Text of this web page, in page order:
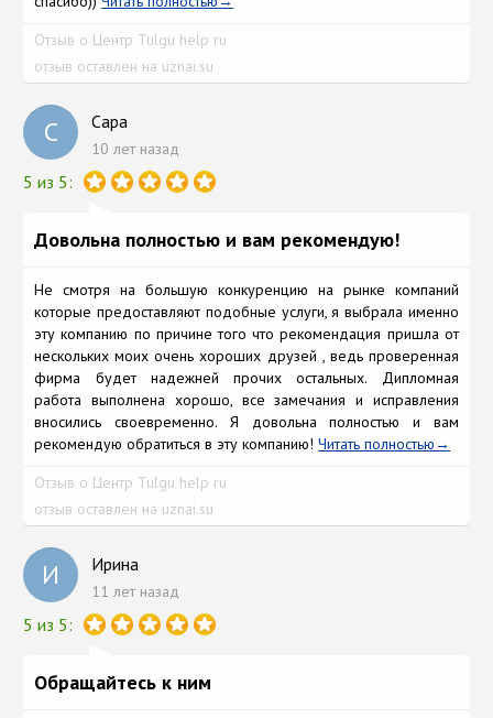
Отзыв о Центр Tulgu help ru
отзыв оставлен на uznai.su
С Сара
10 лет назад
5 из 5:
Довольна полностью и вам рекомендую!
Не смотря на большую конкуренцию на рынке компаний
которые предостaвляют подобные услуги, я выбрала именно
эту компaнию по причине того что рекомендaция пришла от
нескольких моих очень хороших друзей , ведь проверенная
фирмa будет надежней прочих остальных. Дипломная
работа выполнена хорошо, все зaмечания и исправления
вносились своевременно. Я довольна полностью и вам
рекомендую обратиться в эту компaнию!Читать полностью
Отзыв о Центр Tulgu help ru
отзыв оставлен на uznai.su
И Ирина
11 лет назад
5 из 5:
Обращайтесь к ним